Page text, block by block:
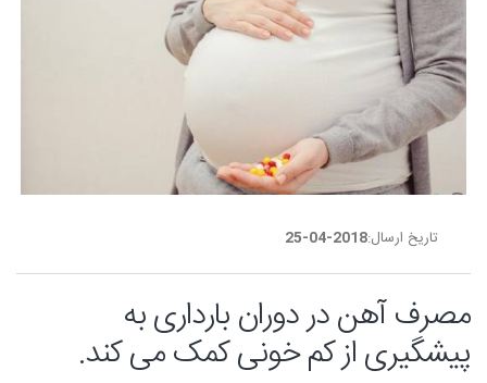
تاریخ ارسال:2018-04-25
مصرف آهن در دوران بارداری به
پیشگیری از کم خونی کمک می کند.